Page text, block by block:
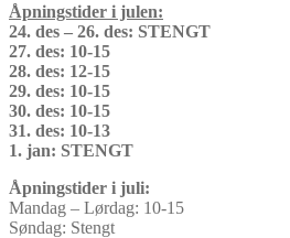
Åpningstider i julen:
24. des – 26. des: STENGT
27. des: 10-15
28. des: 12-15
29. des: 10-15
30. des: 10-15
31. des: 10-13
1. jan: STENGT
Åpningstider i juli:
Mandag – Lørdag: 10-15
Søndag: Stengt